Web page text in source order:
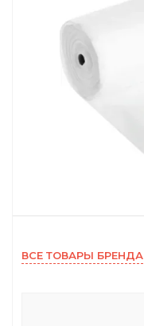
ВСЕ ТОВАРЫ БРЕНДА